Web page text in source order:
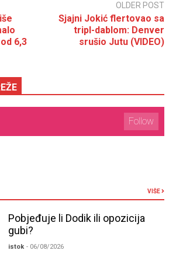
6,3
OLDER POST
Sjajni Jokić flertovao sa
tripl-dablom: Denver
srušio Jutu (VIDEO)
Follow
VIŠE
Pobjeđuje li Dodik ili opozicija
gubi?
istok - 06/08/2026